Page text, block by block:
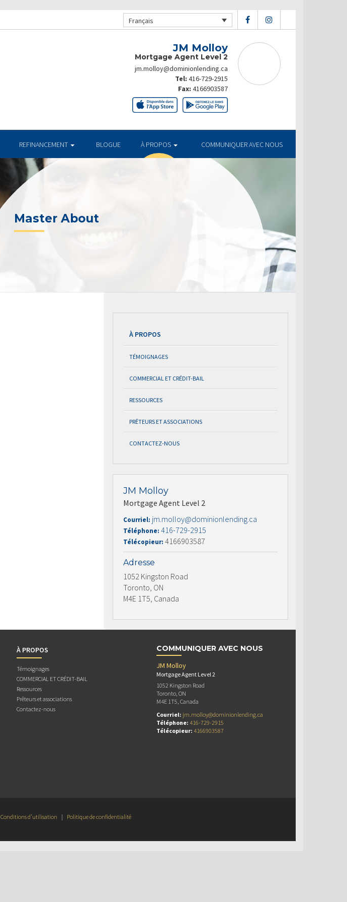
Français
JM Molloy
Mortgage Agent Level 2
jm.molloy@dominionlending.ca
Tel: 416-729-2915
Fax: 4166903587
REFINANCEMENT BLOGUE À PROPOS COMMUNIQUER AVEC NOUS
Master About
À PROPOS
TÉMOIGNAGES
COMMERCIAL ET CRÉDIT-BAIL
RESSOURCES
PRÊTEURS ET ASSOCIATIONS
CONTACTEZ-NOUS
JM Molloy
Mortgage Agent Level 2
Courriel: jm.molloy@dominionlending.ca
Téléphone: 416-729-2915
Télécopieur: 4166903587
Adresse
1052 Kingston Road
Toronto, ON
M4E 1T5, Canada
À PROPOS
Témoignages
COMMERCIAL ET CRÉDIT-BAIL
Ressources
Prêteurs et associations
Contactez-nous
COMMUNIQUER AVEC NOUS
JM Molloy
Mortgage Agent Level 2
1052 Kingston Road
Toronto, ON
M4E 1T5, Canada
Courriel: jm.molloy@dominionlending.ca
Téléphone: 416-729-2915
Télécopieur: 4166903587
Conditions d’utilisation | Politique de confidentialité